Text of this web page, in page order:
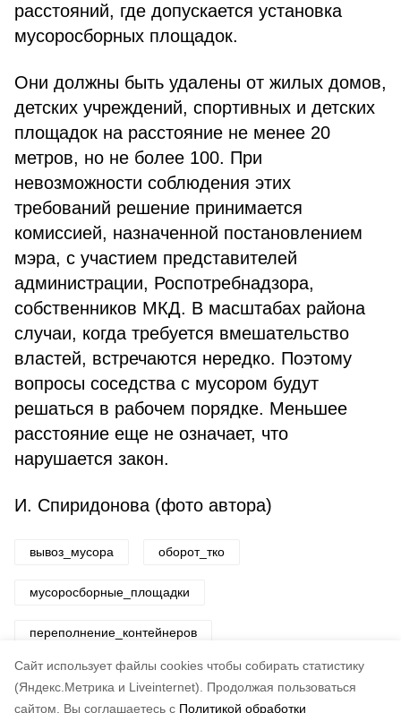
Cайт использует файлы cookies чтобы собирать статистику
(Яндекс.Метрика и Liveinternet).
Продолжая пользоваться
сайтом, Вы соглашаетесь с Политикой обработки
расстояний, где допускается установка
мусоросборных площадок.
Они должны быть удалены от жилых домов,
детских учреждений, спортивных и детских
площадок на расстояние не менее 20
метров, но не более 100. При
невозможности соблюдения этих
требований решение принимается
комиссией, назначенной постановлением
мэра, с участием представителей
администрации, Роспотребнадзора,
собственников МКД. В масштабах района
случаи, когда требуется вмешательство
властей, встречаются нередко. Поэтому
вопросы соседства с мусором будут
решаться в рабочем порядке. Меньшее
расстояние еще не означает, что
нарушается закон.
И. Спиридонова (фото автора)
вывоз_мусора оборот_тко
мусоросборные_площадки
переполнение_контейнеров
Авторы: ADMIN admin